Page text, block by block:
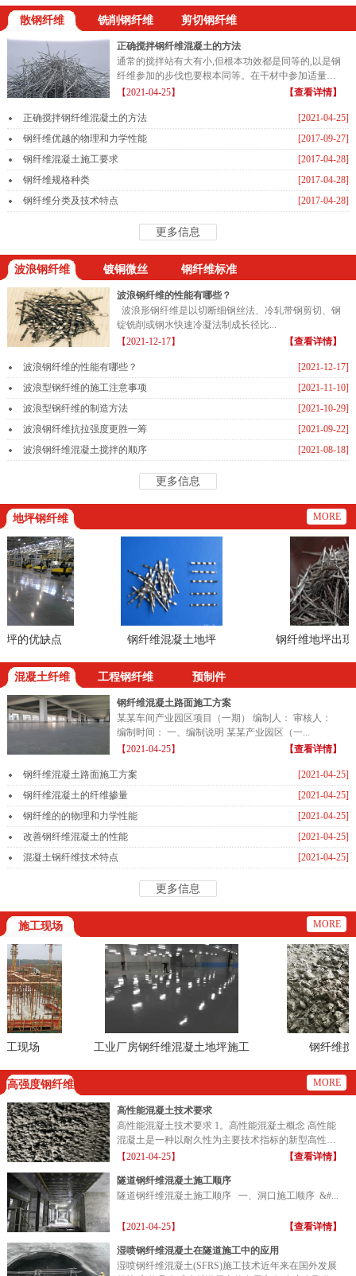
散钢纤维 铣削钢纤维 剪切钢纤维
正确搅拌钢纤维混凝土的方法
通常的搅拌站有大有小,但根本功效都是同等的,以是钢
纤维参加的步伐也要根本同等。在干材中参加适量的
钢纤维...
【2021-04-25】 【查看详情】
[2021-04-25]
正确搅拌钢纤维混凝土的方法
[2017-09-27]
钢纤维优越的物理和力学性能
[2017-04-28]
钢纤维混凝土施工要求
[2017-04-28]
钢纤维规格种类
[2017-04-28]
钢纤维分类及技术特点
更多信息
波浪钢纤维 镀铜微丝 钢纤维标准
波浪钢纤维的性能有哪些？
波浪形钢纤维是以切断细钢丝法、冷轧带钢剪切、钢
锭铣削或钢水快速冷凝法制成长径比...
【2021-12-17】
【查看详情】
[2021-12-17]
波浪钢纤维的性能有哪些？
[2021-11-10]
波浪型钢纤维的施工注意事项
[2021-10-29]
波浪型钢纤维的制造方法
[2021-09-22]
波浪钢纤维抗拉强度更胜一筹
[2021-08-18]
波浪钢纤维混凝土搅拌的顺序
更多信息
地坪钢纤维 MORE
的优缺点 钢纤维混凝土地坪 钢纤维地坪出现裂
混凝土纤维 工程钢纤维 预制件
钢纤维混凝土路面施工方案
某某车间产业园区项目（一期） 编制人： 审核人：
编制时间： 一、编制说明 某某产业园区（一...
【2021-04-25】
【查看详情】
[2021-04-25]
钢纤维混凝土路面施工方案
[2021-04-25]
钢纤维混凝土的纤维掺量
[2021-04-25]
钢纤维的的物理和力学性能
[2021-04-25]
改善钢纤维混凝土的性能
[2021-04-25]
混凝土钢纤维技术特点
更多信息
施工现场 MORE
现场
工业厂房钢纤维混凝土地坪施工
钢纤维搅拌
高强度钢纤维 MORE
高性能混凝土技术要求
高性能混凝土技术要求 1。高性能混凝土概念 高性能
混凝土是一种以耐久性为主要技术指标的新型高性能
混凝土...
【2021-04-25】 【查看详情】
隧道钢纤维混凝土施工顺序
隧道钢纤维混凝土施工顺序 一、洞口施工顺序 &#...
【2021-04-25】 【查看详情】
湿喷钢纤维混凝土在隧道施工中的应用
湿喷钢纤维混凝土(SFRS)施工技术近年来在国外发展